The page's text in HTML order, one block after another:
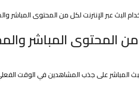
البث عبر الإنترنت لكل من المحتوى المباشر
المحتوى المباشر
المباشر على جذب المشاهدين في الوقت